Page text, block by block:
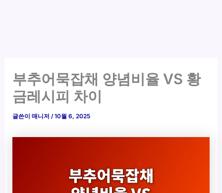
부추어묵잡채 양념비율 VS 황
금레시피 차이
글쓴이매니저/10월 6, 2025